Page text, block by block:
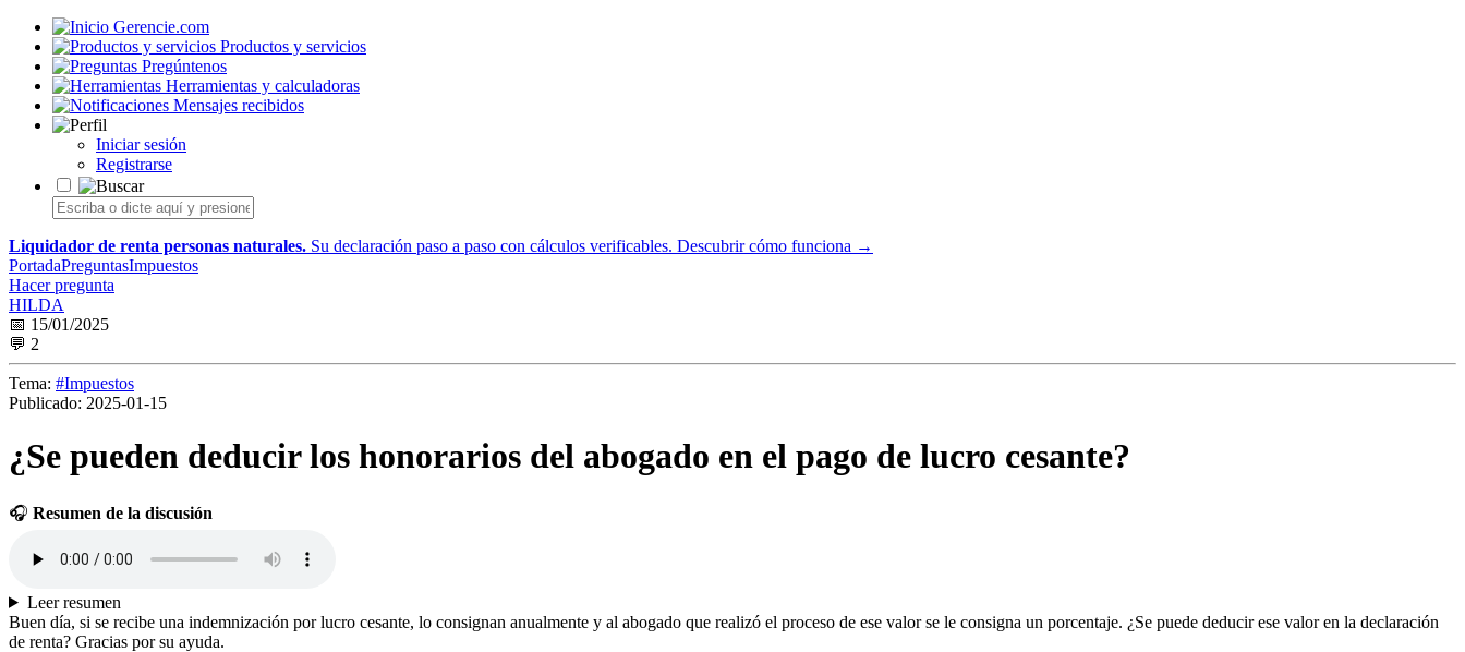
Gerencie.com
Productos y servicios
Pregúntenos
Herramientas y calculadoras
Mensajes recibidos
Iniciar sesión
Registrarse
Liquidador de renta personas naturales. Su declaración paso a paso con cálculos verificables. Descubrir cómo funciona →
PortadaPreguntasImpuestos
Hacer pregunta
HILDA
📅 15/01/2025
💬 2
Tema: #Impuestos
Publicado: 2025-01-15
¿Se pueden deducir los honorarios del abogado en el pago de lucro cesante?
🎧 Resumen de la discusión
Leer resumen
Buen día, si se recibe una indemnización por lucro cesante, lo consignan anualmente y al abogado que realizó el proceso de ese valor se le consigna un porcentaje. ¿Se puede deducir ese valor en la declaración
de renta? Gracias por su ayuda.